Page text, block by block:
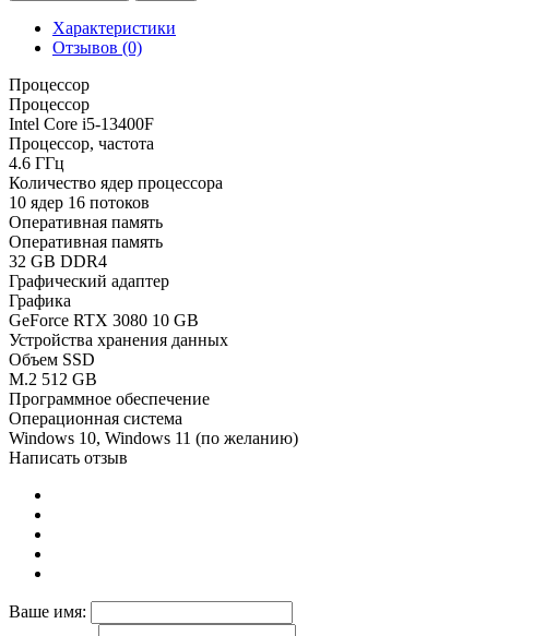
Характеристики
Отзывов (0)
Процессор
Процессор
Intel Core i5-13400F
Процессор, частота
4.6 ГГц
Количество ядер процессора
10 ядер 16 потоков
Оперативная память
Оперативная память
32 GB DDR4
Графический адаптер
Графика
GeForce RTX 3080 10 GB
Устройства хранения данных
Объем SSD
M.2 512 GB
Программное обеспечение
Операционная система
Windows 10, Windows 11 (по желанию)
Написать отзыв
Ваше имя: